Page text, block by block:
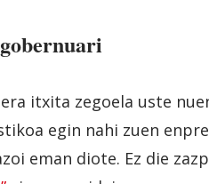
itxita zegoela uste
egin nahi zuen
eman diote. Ez die